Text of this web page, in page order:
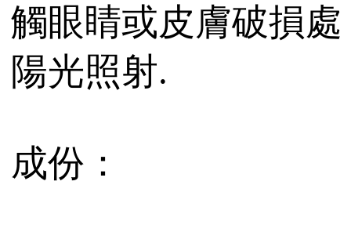
觸眼睛或皮膚破損
陽光照射.
成份：